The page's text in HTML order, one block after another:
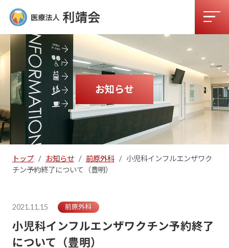
お知らせ
トップ/ お知らせ/ 前原外科/ 小児科インフルエンザワク
チン予約終了について（豊明）
2021.11.15 前原外科
小児科インフルエンザワクチン予約終了
について（豊明）